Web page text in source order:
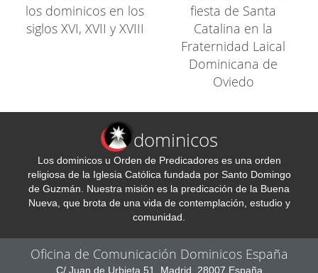
los dominicos en los
siglos XVI, XVII y XVIII
fiesta de Santa
Catalina en la
Fraternidad Laical
Dominicana de
Oviedo
dominicos
Los dominicos u Orden de Predicadores es una orden
religiosa de la Iglesia Católica fundada por Santo Domingo
de Guzmán. Nuestra misión es la predicación de la Buena
Nueva, que brota de una vida de contemplación, estudio y
comunidad.
Oficina de Comunicación Dominicos España
C/ Juan de Urbieta 51, Madrid, 28007 España